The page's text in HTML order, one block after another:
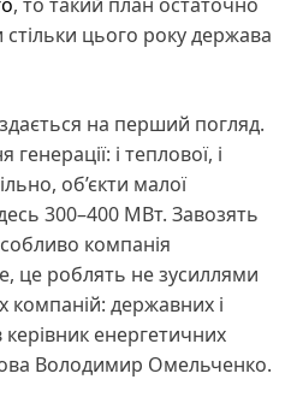
цього року держава
на перший погляд.
і теплової, і
об’єкти малої
300–400 МВт. Завозять
компанія
це роблять не зусиллями
компаній: державних і
енергетичних
Володимир Омельченко.